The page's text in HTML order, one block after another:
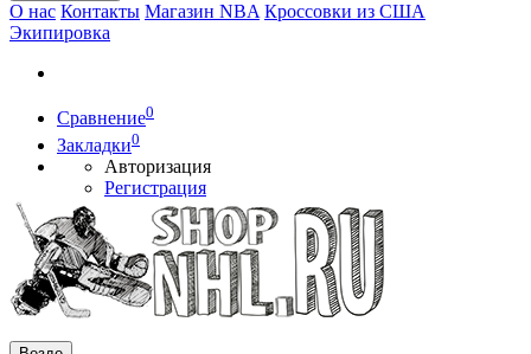
О нас Контакты Магазин NBA Кроссовки из США
Экипировка
Сравнение0
Закладки0
Авторизация
Регистрация